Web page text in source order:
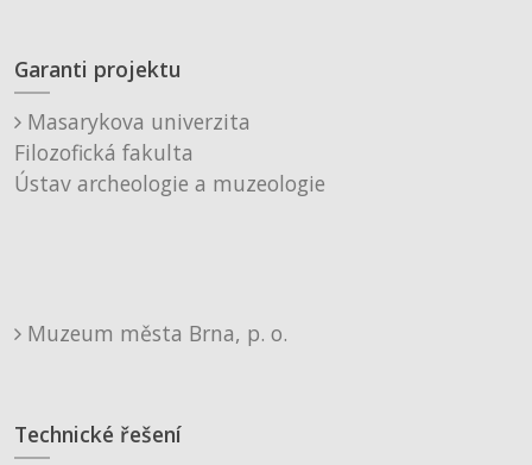
Garanti projektu
Masarykova univerzita
Filozofická fakulta
Ústav archeologie a muzeologie
Muzeum města Brna, p. o.
Technické řešení